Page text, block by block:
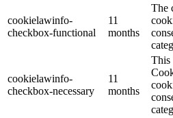
cookielawinfo-
checkbox-functional
11
months
The
cookielawinfo-
checkbox-necessary
11
months
This